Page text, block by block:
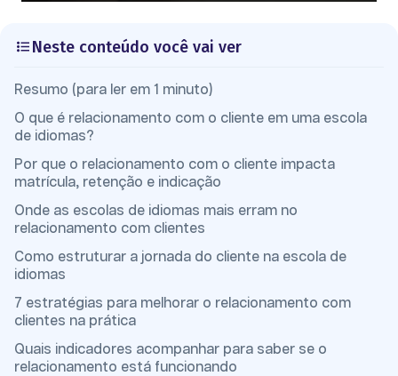
Neste conteúdo você vai ver
Resumo (para ler em 1 minuto)
O que é relacionamento com o cliente em uma escola
de idiomas?
Por que o relacionamento com o cliente impacta
matrícula, retenção e indicação
Onde as escolas de idiomas mais erram no
relacionamento com clientes
Como estruturar a jornada do cliente na escola de
idiomas
7 estratégias para melhorar o relacionamento com
clientes na prática
Quais indicadores acompanhar para saber se o
relacionamento está funcionando